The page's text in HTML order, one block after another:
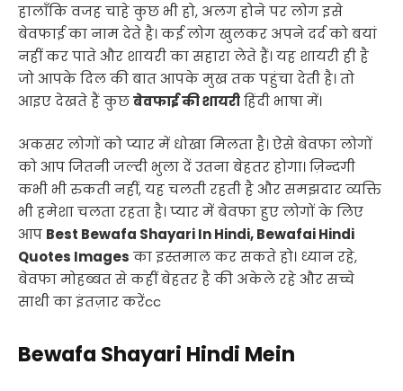
हालाँकि वजह चाहे कुछ भी हो, अलग होने पर लोग इसे
बेवफाई का नाम देते है। कई लोग खुलकर अपने दर्द को बयां
नहीं कर पाते और शायरी का सहारा लेते हैं। यह शायरी ही है
जो आपके दिल की बात आपके मुख तक पहुंचा देती है। तो
आइए देखते हैं कुछबेवफाई की शायरीहिंदी भाषा में।
अकसर लोगों को प्यार में धोखा मिलता है। ऐसे बेवफा लोगों
को आप जितनी जल्दी भुला दें उतना बेहतर होगा। ज़िन्दगी
कभी भी रुकती नहीं, यह चलती रहती है और समझदार व्यक्ति
भी हमेशा चलता रहता है। प्यार में बेवफा हुए लोगों के लिए
आप Best Bewafa Shayari In Hindi, Bewafai Hindi
Quotes Images का इस्तमाल कर सकते हो। ध्यान रहे,
बेवफा मोहब्बत से कहीं बेहतर है की अकेले रहे और सच्चे
साथी का इंतज़ार करेंcc
Bewafa Shayari Hindi Mein